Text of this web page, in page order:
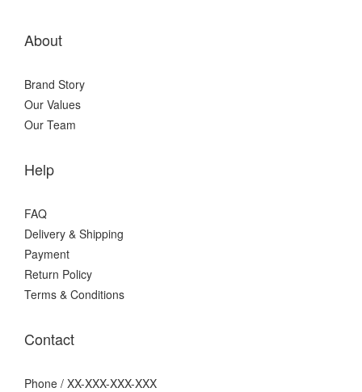
About
Brand Story
Our Values
Our Team
Help
FAQ
Delivery & Shipping
Payment
Return Policy
Terms & Conditions
Contact
Phone / XX-XXX-XXX-XXX